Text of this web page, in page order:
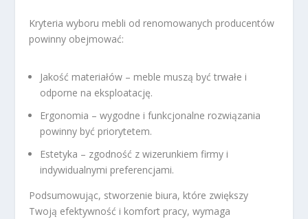
Kryteria wyboru mebli od renomowanych producentów
powinny obejmować:
Jakość materiałów – meble muszą być trwałe i
odporne na eksploatację.
Ergonomia – wygodne i funkcjonalne rozwiązania
powinny być priorytetem.
Estetyka – zgodność z wizerunkiem firmy i
indywidualnymi preferencjami.
Podsumowując, stworzenie biura, które zwiększy
Twoją efektywność i komfort pracy, wymaga